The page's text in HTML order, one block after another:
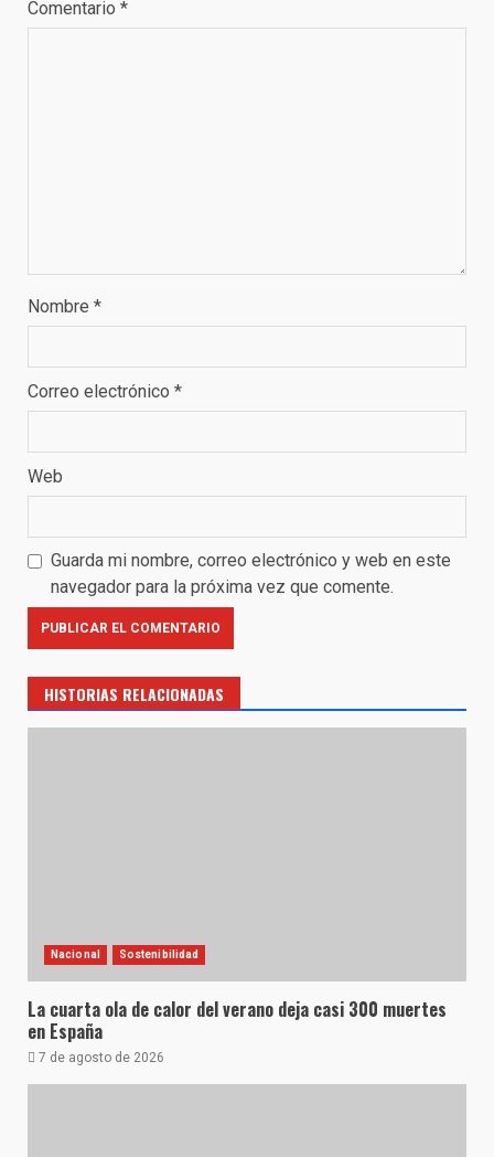
Comentario *
Nombre *
Correo electrónico *
Web
Guarda mi nombre, correo electrónico y web en este
navegador para la próxima vez que comente.
HISTORIAS RELACIONADAS
Nacional Sostenibilidad
La cuarta ola de calor del verano deja casi 300 muertes
en España
7 de agosto de 2026